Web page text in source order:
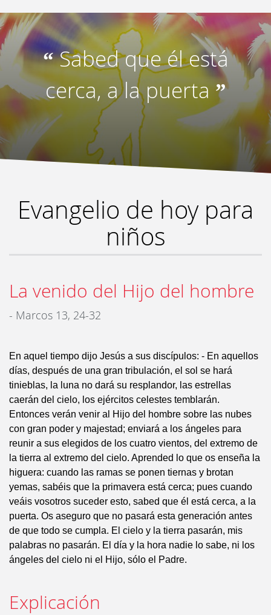
“Sabed que él está
cerca, a la puerta”
Evangelio de hoy para
niños
La venido del Hijo del hombre
- Marcos 13, 24-32
En aquel tiempo dijo Jesús a sus discípulos: - En aquellos
días, después de una gran tribulación, el sol se hará
tinieblas, la luna no dará su resplandor, las estrellas
caerán del cielo, los ejércitos celestes temblarán.
Entonces verán venir al Hijo del hombre sobre las nubes
con gran poder y majestad; enviará a los ángeles para
reunir a sus elegidos de los cuatro vientos, del extremo de
la tierra al extremo del cielo. Aprended lo que os enseña la
higuera: cuando las ramas se ponen tiernas y brotan
yemas, sabéis que la primavera está cerca; pues cuando
veáis vosotros suceder esto, sabed que él está cerca, a la
puerta. Os aseguro que no pasará esta generación antes
de que todo se cumpla. El cielo y la tierra pasarán, mis
palabras no pasarán. El día y la hora nadie lo sabe, ni los
ángeles del cielo ni el Hijo, sólo el Padre.
Explicación